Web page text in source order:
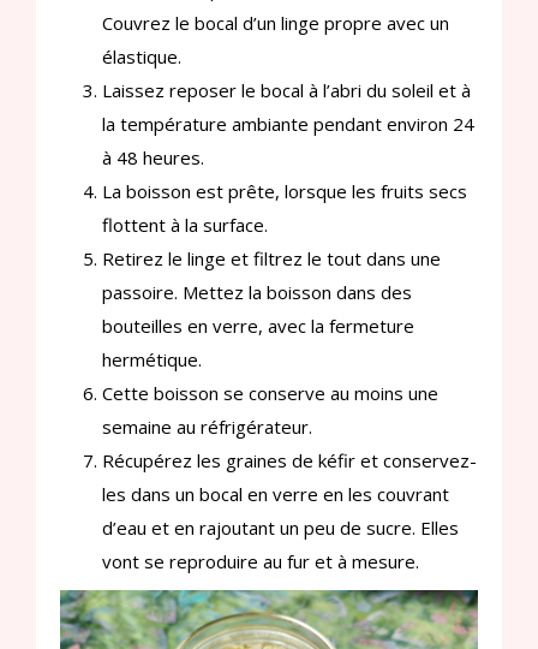
Couvrez le bocal d’un linge propre avec un
élastique.
Laissez reposer le bocal à l’abri du soleil et à
la température ambiante pendant environ 24
à 48 heures.
La boisson est prête, lorsque les fruits secs
flottent à la surface.
Retirez le linge et filtrez le tout dans une
passoire. Mettez la boisson dans des
bouteilles en verre, avec la fermeture
hermétique.
Cette boisson se conserve au moins une
semaine au réfrigérateur.
Récupérez les graines de kéfir et conservez-
les dans un bocal en verre en les couvrant
d’eau et en rajoutant un peu de sucre. Elles
vont se reproduire au fur et à mesure.